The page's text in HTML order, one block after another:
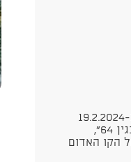
הוועדה המקומית לתכנון ובנייה תל אביב-יפו אישרה למתן תוקף ב-19.2.2024
תכנית עיצוב ופיתוח אדריכלי תעא/4918(1) כחלק מתכנית "מנחם בגין 64",
הקו האדום